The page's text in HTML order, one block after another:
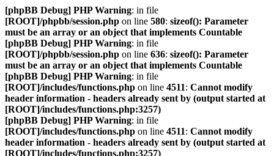
[phpBB Debug] PHP Warning: in file
[ROOT]/phpbb/session.php on line 580: sizeof(): Parameter
must be an array or an object that implements Countable
[phpBB Debug] PHP Warning: in file
[ROOT]/phpbb/session.php on line 636: sizeof(): Parameter
must be an array or an object that implements Countable
[phpBB Debug] PHP Warning: in file
[ROOT]/includes/functions.php on line 4511: Cannot modify
header information - headers already sent by (output started at
[ROOT]/includes/functions.php:3257)
[phpBB Debug] PHP Warning: in file
[ROOT]/includes/functions.php on line 4511: Cannot modify
header information - headers already sent by (output started at
[ROOT]/includes/functions.php:3257)